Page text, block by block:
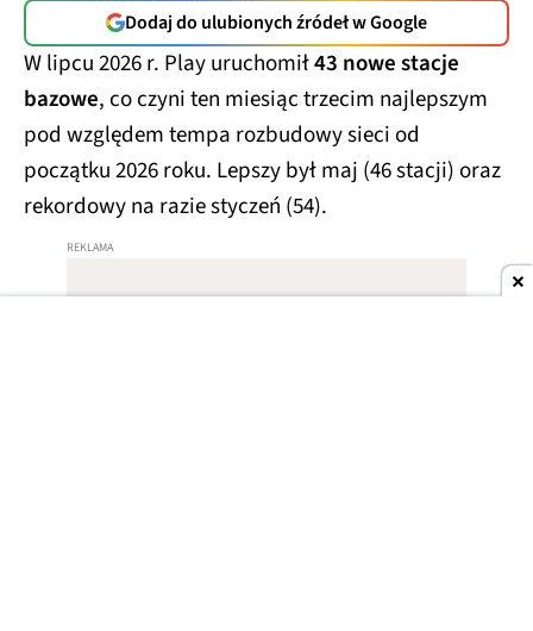
Dodaj do ulubionych źródeł w Google
W lipcu 2026 r. Play uruchomił43 nowe stacje
bazowe, co czyni ten miesiąc trzecim najlepszym
pod względem tempa rozbudowy sieci od
początku 2026 roku. Lepszy był maj (46 stacji) oraz
rekordowy na razie styczeń (54).